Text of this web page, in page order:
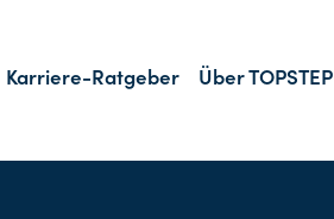
Karriere-Ratgeber Über TOPSTEP